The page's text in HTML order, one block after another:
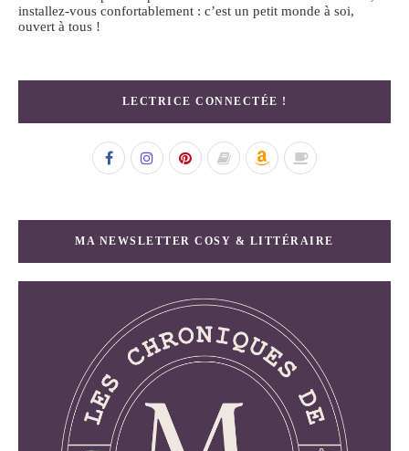
installez-vous confortablement : c’est un petit monde à soi,
ouvert à tous !
LECTRICE CONNECTÉE !
MA NEWSLETTER COSY & LITTÉRAIRE